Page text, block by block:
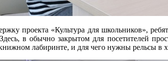
проекта «Культура для школьников»,
в обычно закрытом для посетителей
лабиринте, и для чего нужны рельсы в